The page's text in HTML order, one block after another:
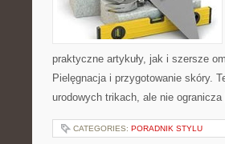
praktyczne artykuły, jak i szersze
Pielęgnacja i przygotowanie skóry.
urodowych trikach, ale nie
CATEGORIES: PORADNIK STYLU